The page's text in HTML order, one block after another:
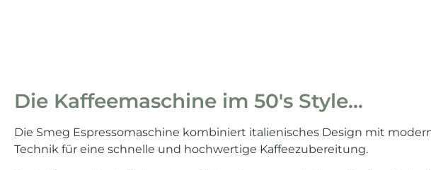
Die Kaffeemaschine im 50's Style...
Die Smeg Espressomaschine kombiniert italienisches Design mit
Technik für eine schnelle und hochwertige Kaffeezubereitung.